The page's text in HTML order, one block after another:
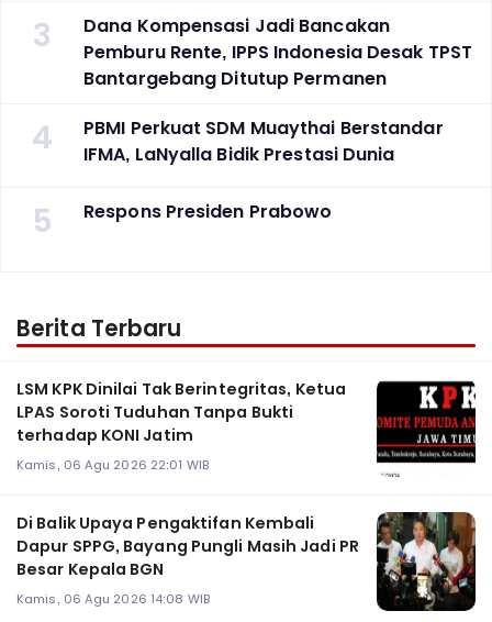
3
Dana Kompensasi Jadi Bancakan
Pemburu Rente, IPPS Indonesia Desak TPST
Bantargebang Ditutup Permanen
4
PBMI Perkuat SDM Muaythai Berstandar
IFMA, LaNyalla Bidik Prestasi Dunia
5 Respons Presiden Prabowo
Berita Terbaru
LSM KPK Dinilai Tak Berintegritas, Ketua
LPAS Soroti Tuduhan Tanpa Bukti
terhadap KONI Jatim
Kamis, 06 Agu 2026 22:01 WIB
Di Balik Upaya Pengaktifan Kembali
Dapur SPPG, Bayang Pungli Masih Jadi PR
Besar Kepala BGN
Kamis, 06 Agu 2026 14:08 WIB